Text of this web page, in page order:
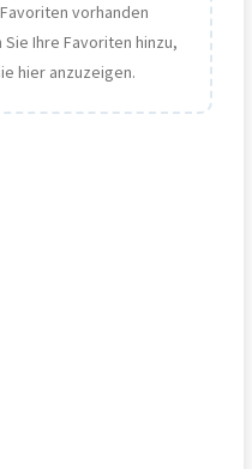
vorhanden
Sie Ihre Favoriten hinzu,
hier anzuzeigen.